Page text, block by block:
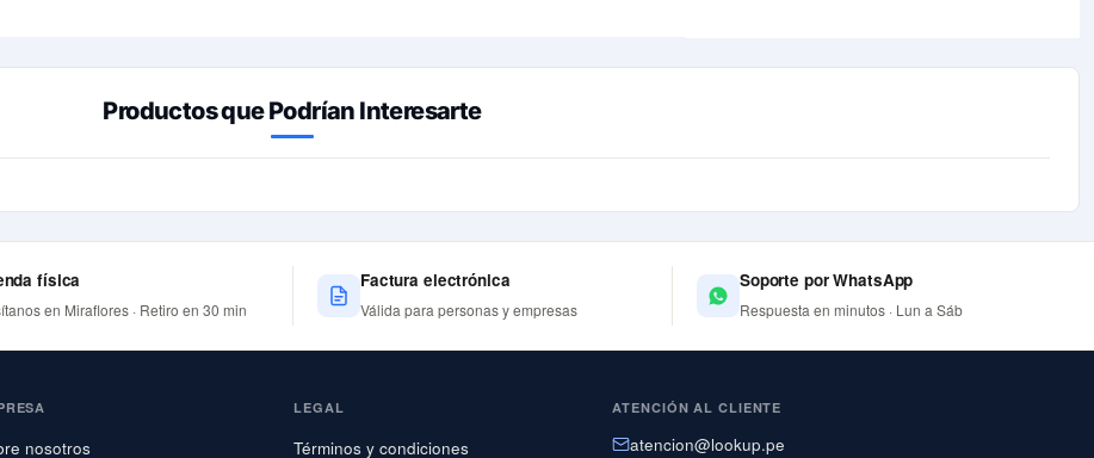
Productos que Podrían Interesarte
física
en Miraflores · Retiro en 30 min
Factura electrónica
Válida para personas y empresas
Soporte por WhatsApp
Respuesta en minutos · Lun a Sáb
nosotros
LEGAL
Términos y condiciones
ATENCIÓN AL CLIENTE
atencion@lookup.pe